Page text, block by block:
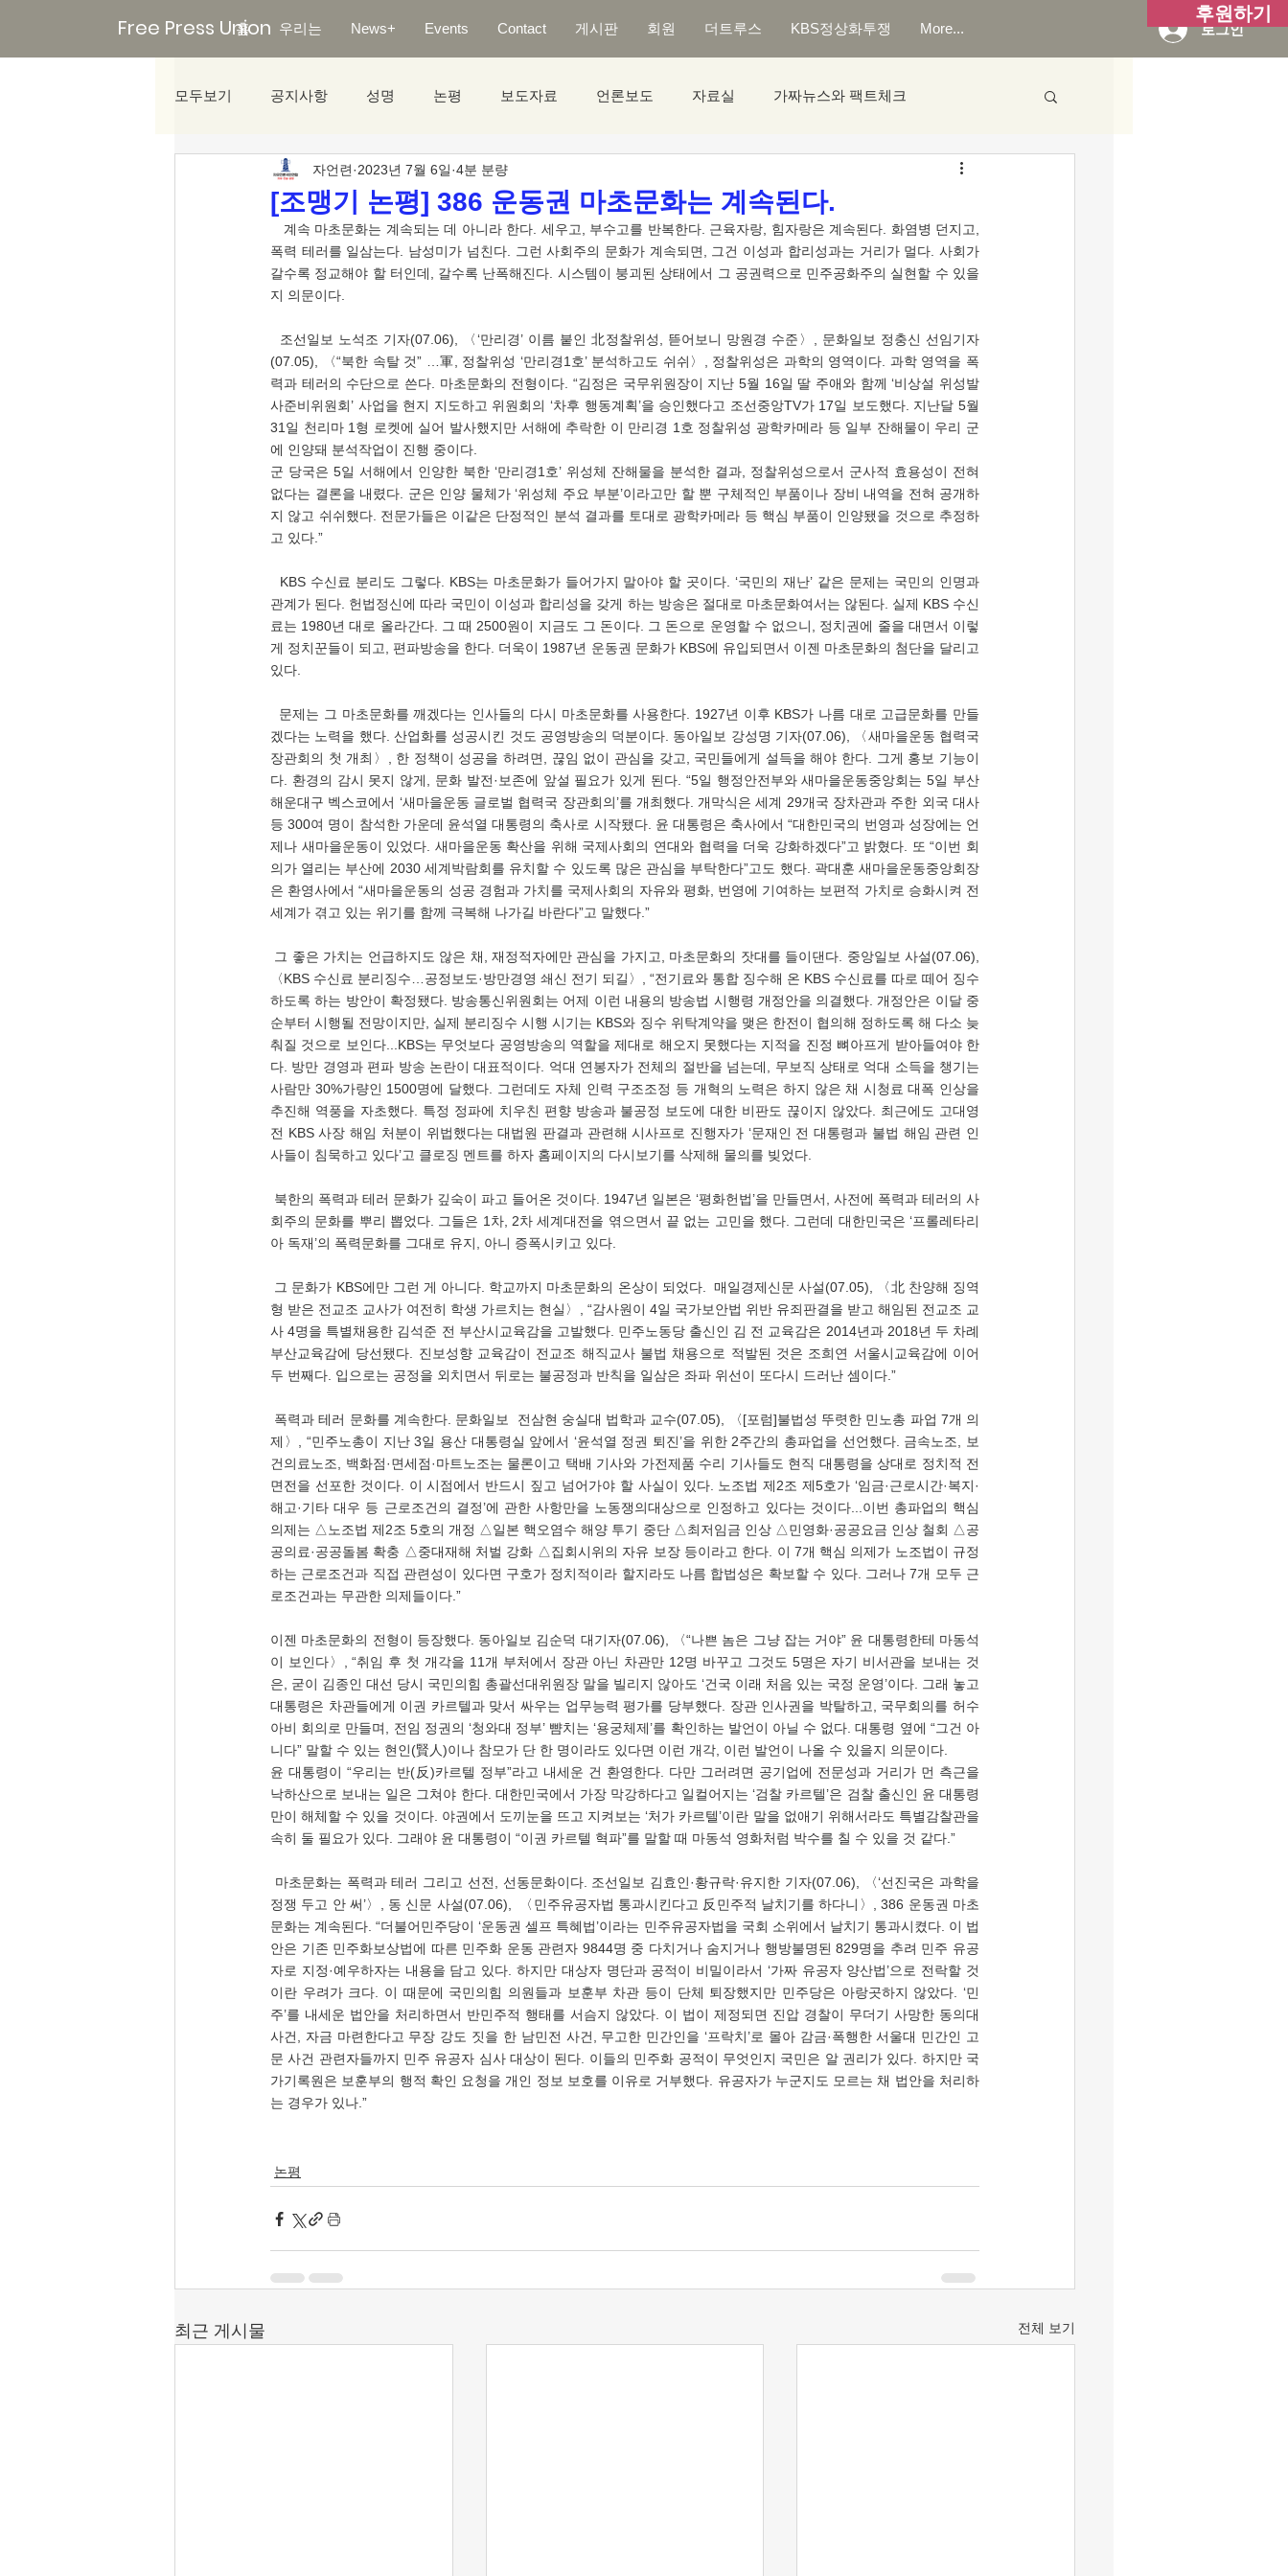
Free Press Union
홈 우리는 News+ Events Contact 게시판 회원 더트루스 KBS정상화투쟁 More... 로그인
후원하기
모두보기 공지사항 성명 논평 보도자료 언론보도 자료실 가짜뉴스와 팩트체크
미디어리포트
[조맹기 논평] 386 운동권 마초문화는 계속된다.
자언련 2023년 7월 6일 4분 분량
폭력 테러를 일삼는다. 남성미가 넘친다. 그런 사회주의 문화가 계속되면, 그건 이성과 합리성과는 거리가 멀다. 사회가
갈수록 정교해야 할 터인데, 갈수록 난폭해진다. 시스템이 붕괴된 상태에서 그 공권력으로 민주공화주의 실현할 수 있을
지 의문이다.
(07.05), 〈“북한 속탈 것” …軍, 정찰위성 ‘만리경1호’ 분석하고도 쉬쉬〉, 정찰위성은 과학의 영역이다. 과학 영역을 폭
력과 테러의 수단으로 쓴다. 마초문화의 전형이다. “김정은 국무위원장이 지난 5월 16일 딸 주애와 함께 ‘비상설 위성발
사준비위원회’ 사업을 현지 지도하고 위원회의 ‘차후 행동계획’을 승인했다고 조선중앙TV가 17일 보도했다. 지난달 5월
31일 천리마 1형 로켓에 실어 발사했지만 서해에 추락한 이 만리경 1호 정찰위성 광학카메라 등 일부 잔해물이 우리 군
에 인양돼 분석작업이 진행 중이다.
군 당국은 5일 서해에서 인양한 북한 ‘만리경1호’ 위성체 잔해물을 분석한 결과, 정찰위성으로서 군사적 효용성이 전혀
없다는 결론을 내렸다. 군은 인양 물체가 ‘위성체 주요 부분’이라고만 할 뿐 구체적인 부품이나 장비 내역을 전혀 공개하
지 않고 쉬쉬했다. 전문가들은 이같은 단정적인 분석 결과를 토대로 광학카메라 등 핵심 부품이 인양됐을 것으로 추정하
고 있다.”
관계가 된다. 헌법정신에 따라 국민이 이성과 합리성을 갖게 하는 방송은 절대로 마초문화여서는 않된다. 실제 KBS 수신
료는 1980년 대로 올라간다. 그 때 2500원이 지금도 그 돈이다. 그 돈으로 운영할 수 없으니, 정치권에 줄을 대면서 이렇
게 정치꾼들이 되고, 편파방송을 한다. 더욱이 1987년 운동권 문화가 KBS에 유입되면서 이젠 마초문화의 첨단을 달리고
있다.
겠다는 노력을 했다. 산업화를 성공시킨 것도 공영방송의 덕분이다. 동아일보 강성명 기자(07.06), 〈새마을운동 협력국
장관회의 첫 개최〉, 한 정책이 성공을 하려면, 끊임 없이 관심을 갖고, 국민들에게 설득을 해야 한다. 그게 홍보 기능이
다. 환경의 감시 못지 않게, 문화 발전·보존에 앞설 필요가 있게 된다. “5일 행정안전부와 새마을운동중앙회는 5일 부산
해운대구 벡스코에서 ‘새마을운동 글로벌 협력국 장관회의’를 개최했다. 개막식은 세계 29개국 장차관과 주한 외국 대사
등 300여 명이 참석한 가운데 윤석열 대통령의 축사로 시작됐다. 윤 대통령은 축사에서 “대한민국의 번영과 성장에는 언
제나 새마을운동이 있었다. 새마을운동 확산을 위해 국제사회의 연대와 협력을 더욱 강화하겠다”고 밝혔다. 또 “이번 회
의가 열리는 부산에 2030 세계박람회를 유치할 수 있도록 많은 관심을 부탁한다”고도 했다. 곽대훈 새마을운동중앙회장
은 환영사에서 “새마을운동의 성공 경험과 가치를 국제사회의 자유와 평화, 번영에 기여하는 보편적 가치로 승화시켜 전
세계가 겪고 있는 위기를 함께 극복해 나가길 바란다”고 말했다.”
〈KBS 수신료 분리징수…공정보도·방만경영 쇄신 전기 되길〉, “전기료와 통합 징수해 온 KBS 수신료를 따로 떼어 징수
하도록 하는 방안이 확정됐다. 방송통신위원회는 어제 이런 내용의 방송법 시행령 개정안을 의결했다. 개정안은 이달 중
순부터 시행될 전망이지만, 실제 분리징수 시행 시기는 KBS와 징수 위탁계약을 맺은 한전이 협의해 정하도록 해 다소 늦
춰질 것으로 보인다...KBS는 무엇보다 공영방송의 역할을 제대로 해오지 못했다는 지적을 진정 뼈아프게 받아들여야 한
다. 방만 경영과 편파 방송 논란이 대표적이다. 억대 연봉자가 전체의 절반을 넘는데, 무보직 상태로 억대 소득을 챙기는
사람만 30%가량인 1500명에 달했다. 그런데도 자체 인력 구조조정 등 개혁의 노력은 하지 않은 채 시청료 대폭 인상을
추진해 역풍을 자초했다. 특정 정파에 치우친 편향 방송과 불공정 보도에 대한 비판도 끊이지 않았다. 최근에도 고대영
전 KBS 사장 해임 처분이 위법했다는 대법원 판결과 관련해 시사프로 진행자가 ‘문재인 전 대통령과 불법 해임 관련 인
사들이 침묵하고 있다’고 클로징 멘트를 하자 홈페이지의 다시보기를 삭제해 물의를 빚었다.
회주의 문화를 뿌리 뽑었다. 그들은 1차, 2차 세계대전을 엮으면서 끝 없는 고민을 했다. 그런데 대한민국은 ‘프롤레타리
아 독재’의 폭력문화를 그대로 유지, 아니 증폭시키고 있다.
형 받은 전교조 교사가 여전히 학생 가르치는 현실〉, “감사원이 4일 국가보안법 위반 유죄판결을 받고 해임된 전교조 교
사 4명을 특별채용한 김석준 전 부산시교육감을 고발했다. 민주노동당 출신인 김 전 교육감은 2014년과 2018년 두 차례
부산교육감에 당선됐다. 진보성향 교육감이 전교조 해직교사 불법 채용으로 적발된 것은 조희연 서울시교육감에 이어
두 번째다. 입으로는 공정을 외치면서 뒤로는 불공정과 반칙을 일삼은 좌파 위선이 또다시 드러난 셈이다.”
제〉, “민주노총이 지난 3일 용산 대통령실 앞에서 ‘윤석열 정권 퇴진’을 위한 2주간의 총파업을 선언했다. 금속노조, 보
건의료노조, 백화점·면세점·마트노조는 물론이고 택배 기사와 가전제품 수리 기사들도 현직 대통령을 상대로 정치적 전
면전을 선포한 것이다. 이 시점에서 반드시 짚고 넘어가야 할 사실이 있다. 노조법 제2조 제5호가 ‘임금·근로시간·복지·
해고·기타 대우 등 근로조건의 결정’에 관한 사항만을 노동쟁의대상으로 인정하고 있다는 것이다...이번 총파업의 핵심
의제는 △노조법 제2조 5호의 개정 △일본 핵오염수 해양 투기 중단 △최저임금 인상 △민영화·공공요금 인상 철회 △공
공의료·공공돌봄 확충 △중대재해 처벌 강화 △집회시위의 자유 보장 등이라고 한다. 이 7개 핵심 의제가 노조법이 규정
하는 근로조건과 직접 관련성이 있다면 구호가 정치적이라 할지라도 나름 합법성은 확보할 수 있다. 그러나 7개 모두 근
로조건과는 무관한 의제들이다.”
이젠 마초문화의 전형이 등장했다. 동아일보 김순덕 대기자(07.06), 〈“나쁜 놈은 그냥 잡는 거야” 윤 대통령한테 마동석
이 보인다〉, “취임 후 첫 개각을 11개 부처에서 장관 아닌 차관만 12명 바꾸고 그것도 5명은 자기 비서관을 보내는 것
은, 굳이 김종인 대선 당시 국민의힘 총괄선대위원장 말을 빌리지 않아도 ‘건국 이래 처음 있는 국정 운영’이다. 그래 놓고
대통령은 차관들에게 이권 카르텔과 맞서 싸우는 업무능력 평가를 당부했다. 장관 인사권을 박탈하고, 국무회의를 허수
아비 회의로 만들며, 전임 정권의 ‘청와대 정부’ 뺨치는 ‘용궁체제’를 확인하는 발언이 아닐 수 없다. 대통령 옆에 “그건 아
니다” 말할 수 있는 현인(賢人)이나 참모가 단 한 명이라도 있다면 이런 개각, 이런 발언이 나올 수 있을지 의문이다.
윤 대통령이 “우리는 반(反)카르텔 정부”라고 내세운 건 환영한다. 다만 그러려면 공기업에 전문성과 거리가 먼 측근을
낙하산으로 보내는 일은 그쳐야 한다. 대한민국에서 가장 막강하다고 일컬어지는 ‘검찰 카르텔’은 검찰 출신인 윤 대통령
만이 해체할 수 있을 것이다. 야권에서 도끼눈을 뜨고 지켜보는 ‘처가 카르텔’이란 말을 없애기 위해서라도 특별감찰관을
속히 둘 필요가 있다. 그래야 윤 대통령이 “이권 카르텔 혁파”를 말할 때 마동석 영화처럼 박수를 칠 수 있을 것 같다.”
정쟁 두고 안 써’〉, 동 신문 사설(07.06),  〈민주유공자법 통과시킨다고 反민주적 날치기를 하다니〉, 386 운동권 마초
문화는 계속된다. “더불어민주당이 ‘운동권 셀프 특혜법’이라는 민주유공자법을 국회 소위에서 날치기 통과시켰다. 이 법
안은 기존 민주화보상법에 따른 민주화 운동 관련자 9844명 중 다치거나 숨지거나 행방불명된 829명을 추려 민주 유공
자로 지정·예우하자는 내용을 담고 있다. 하지만 대상자 명단과 공적이 비밀이라서 ‘가짜 유공자 양산법’으로 전락할 것
이란 우려가 크다. 이 때문에 국민의힘 의원들과 보훈부 차관 등이 단체 퇴장했지만 민주당은 아랑곳하지 않았다. ‘민
주’를 내세운 법안을 처리하면서 반민주적 행태를 서슴지 않았다. 이 법이 제정되면 진압 경찰이 무더기 사망한 동의대
사건, 자금 마련한다고 무장 강도 짓을 한 남민전 사건, 무고한 민간인을 ‘프락치’로 몰아 감금·폭행한 서울대 민간인 고
문 사건 관련자들까지 민주 유공자 심사 대상이 된다. 이들의 민주화 공적이 무엇인지 국민은 알 권리가 있다. 하지만 국
가기록원은 보훈부의 행적 확인 요청을 개인 정보 보호를 이유로 거부했다. 유공자가 누군지도 모르는 채 법안을 처리하
는 경우가 있나.”
논평
최근 게시물 전체 보기